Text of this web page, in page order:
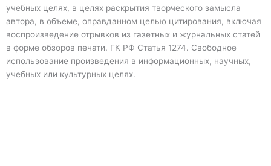
учебных целях, в целях раскрытия творческого замысла
автора, в объеме, оправданном целью цитирования, включая
воспроизведение отрывков из газетных и журнальных статей
в форме обзоров печати. ГК РФ Статья 1274. Свободное
использование произведения в информационных, научных,
учебных или культурных целях.